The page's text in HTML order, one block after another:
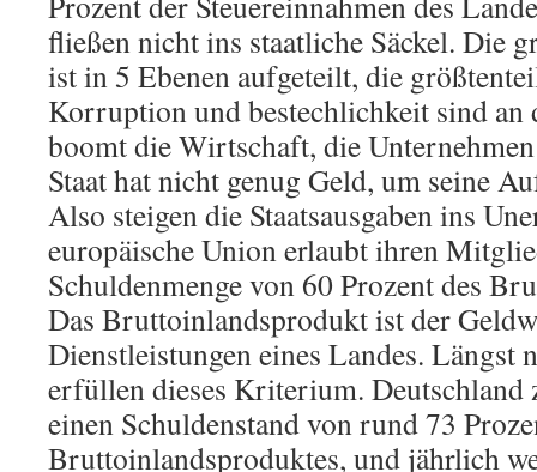
fließen nicht ins staatliche Säckel. Die
ist in 5 Ebenen aufgeteilt, die
Korruption und bestechlichkeit sind an
boomt die Wirtschaft, die
Staat hat nicht genug Geld, um seine
Also steigen die Staatsausgaben ins
europäische Union erlaubt ihren
Schuldenmenge von 60 Prozent des
Das Bruttoinlandsprodukt ist der
Dienstleistungen eines Landes. Längst
erfüllen dieses Kriterium. Deutschland
einen Schuldenstand von rund 73
Bruttoinlandsproduktes, und jährlich